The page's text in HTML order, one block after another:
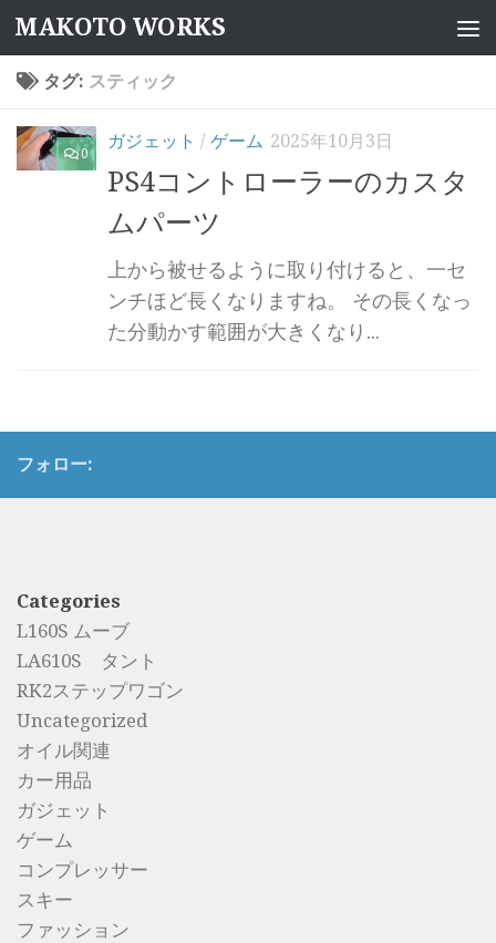
コンテンツへスキップ
MAKOTO WORKS
タグ: スティック
0
ガジェット / ゲーム 2025年10月3日
PS4コントローラーのカスタ
ムパーツ
上から被せるように取り付けると、一セ
ンチほど長くなりますね。 その長くなっ
た分動かす範囲が大きくなり...
フォロー:
Categories
L160S ムーブ
LA610S タント
RK2ステップワゴン
Uncategorized
オイル関連
カー用品
ガジェット
ゲーム
コンプレッサー
スキー
ファッション